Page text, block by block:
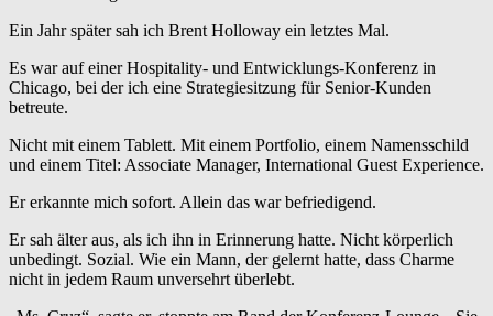
Ein Jahr später sah ich Brent Holloway ein letztes Mal.
Es war auf einer Hospitality- und Entwicklungs-Konferenz in
Chicago, bei der ich eine Strategiesitzung für Senior-Kunden
betreute.
Nicht mit einem Tablett. Mit einem Portfolio, einem Namensschild
und einem Titel: Associate Manager, International Guest Experience.
Er erkannte mich sofort. Allein das war befriedigend.
Er sah älter aus, als ich ihn in Erinnerung hatte. Nicht körperlich
unbedingt. Sozial. Wie ein Mann, der gelernt hatte, dass Charme
nicht in jedem Raum unversehrt überlebt.